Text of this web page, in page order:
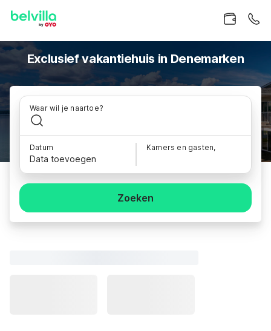
Exclusief vakantiehuis in Denemarken
Waar wil je naartoe?
Datum
Data toevoegen
Kamers en gasten,
Zoeken